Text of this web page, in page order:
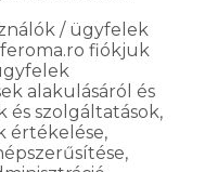
/ ügyfelek
fiókjuk
alakulásáról és
szolgáltatások,
értékelése,